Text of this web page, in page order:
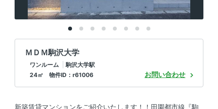
ＭＤＭ駒沢大学
ワンルーム
駒沢大学駅
24㎡ 物件ID：r61006
お問い合わせ
新築賃貸マンションをご紹介いたします！！田園都市線『駒